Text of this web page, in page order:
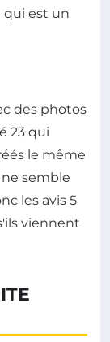
qui est un
des photos
23 qui
le même
semble
les avis 5
viennent